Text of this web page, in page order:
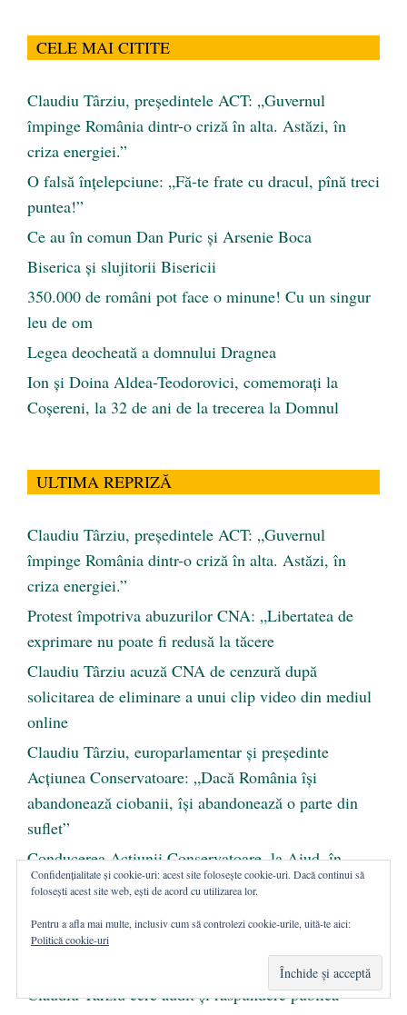
CELE MAI CITITE
Claudiu Târziu, președintele ACT: „Guvernul
împinge România dintr-o criză în alta. Astăzi, în
criza energiei.”
O falsă înțelepciune: „Fă-te frate cu dracul, pînă treci
puntea!”
Ce au în comun Dan Puric şi Arsenie Boca
Biserica și slujitorii Bisericii
350.000 de români pot face o minune! Cu un singur
leu de om
Legea deocheată a domnului Dragnea
Ion și Doina Aldea-Teodorovici, comemorați la
Coșereni, la 32 de ani de la trecerea la Domnul
ULTIMA REPRIZĂ
Claudiu Târziu, președintele ACT: „Guvernul
împinge România dintr-o criză în alta. Astăzi, în
criza energiei.”
Protest împotriva abuzurilor CNA: „Libertatea de
exprimare nu poate fi redusă la tăcere
Claudiu Târziu acuză CNA de cenzură după
solicitarea de eliminare a unui clip video din mediul
online
Claudiu Târziu, europarlamentar și președinte
Acțiunea Conservatoare: „Dacă România își
abandonează ciobanii, își abandonează o parte din
suflet”
Conducerea Acțiunii Conservatoare, la Aiud, în
campania națională pentru abrogarea Legii Vexler
apelul unei deputate privind ora de Religie
Val de incidente cibernetice în instituțiile statului.
Claudiu Târziu cere audit și răspundere publică
Confidențialitate și cookie-uri: acest site folosește cookie-uri. Dacă continui să
folosești acest site web, ești de acord cu utilizarea lor.
Pentru a afla mai multe, inclusiv cum să controlezi cookie-urile, uită-te aici:
Politică cookie-uri